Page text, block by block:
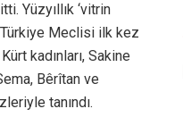
Yüzyıllık ‘vitrin
Meclisi ilk kez
kadınları, Sakine
Bêrîtan ve
tanındı.